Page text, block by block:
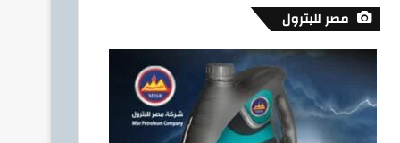
مصر للبترول